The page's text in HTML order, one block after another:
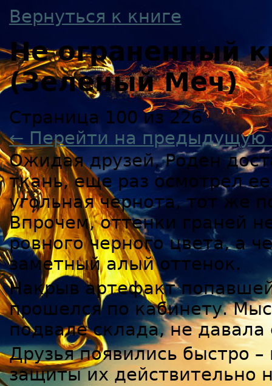
Вернуться к книге
Не ограненный
(Зеленый Меч)
Страница 100 из 226
← Перейти на предыдущую
Ожидая друзей, Роден
ткань, еще раз осмотрел
угольная чернота, тот же
Впрочем, оттенки граней
ровного черного цвета, а
заметный алый оттенок.
Накрыв артефакт
прошелся по кабинету.
подвале склада, не давала
Друзья появились быстро
защиты их действительно